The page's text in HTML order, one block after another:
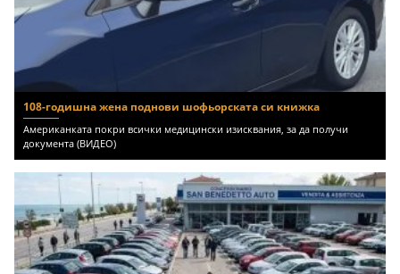
108-годишна жена поднови шофьорската си книжка
Американката покри всички медицински изисквания, за да получи
документа (ВИДЕО)